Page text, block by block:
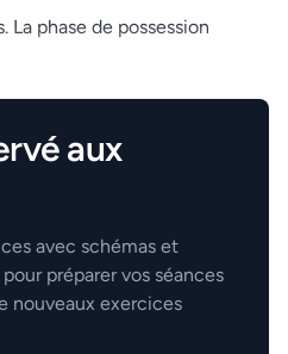
La phase de possession
aux
avec schémas et
préparer vos séances
nouveaux exercices